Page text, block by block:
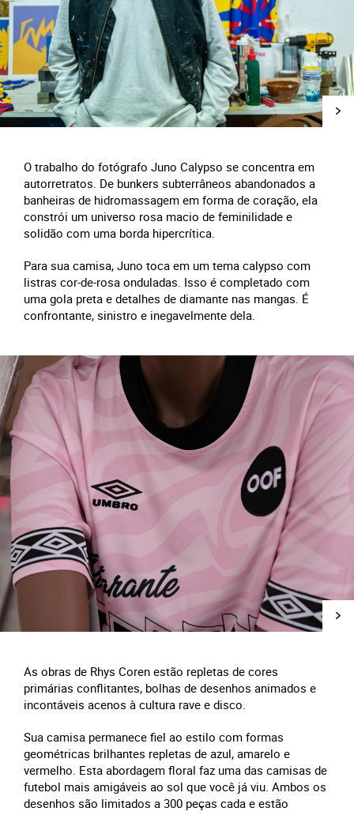
O trabalho do fotógrafo Juno Calypso se concentra em
autorretratos. De bunkers subterrâneos abandonados a
banheiras de hidromassagem em forma de coração, ela
constrói um universo rosa macio de feminilidade e
solidão com uma borda hipercrítica.
Para sua camisa, Juno toca em um tema calypso com
listras cor-de-rosa onduladas. Isso é completado com
uma gola preta e detalhes de diamante nas mangas. É
confrontante, sinistro e inegavelmente dela.
As obras de Rhys Coren estão repletas de cores
primárias conflitantes, bolhas de desenhos animados e
incontáveis acenos à cultura rave e disco.
Sua camisa permanece fiel ao estilo com formas
geométricas brilhantes repletas de azul, amarelo e
vermelho. Esta abordagem floral faz uma das camisas de
futebol mais amigáveis ao sol que você já viu. Ambos os
desenhos são limitados a 300 peças cada e estão